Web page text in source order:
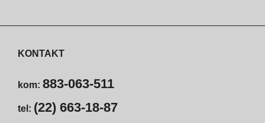
KONTAKT
kom: 883-063-511
tel: (22) 663-18-87